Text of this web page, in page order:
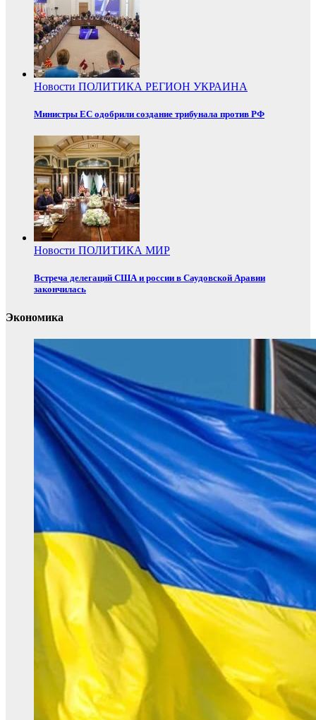
Новости ПОЛИТИКА РЕГИОН УКРАИНА
Министры ЕС одобрили создание трибунала против РФ
Новости ПОЛИТИКА МИР
Встреча делегаций США и россии в Саудовской Аравии
закончилась
Экономика